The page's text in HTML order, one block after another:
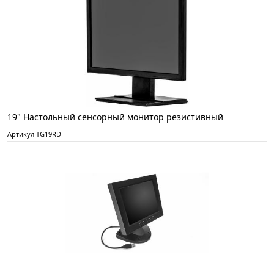
19" Настольный сенсорный монитор резистивный
Артикул TG19RD